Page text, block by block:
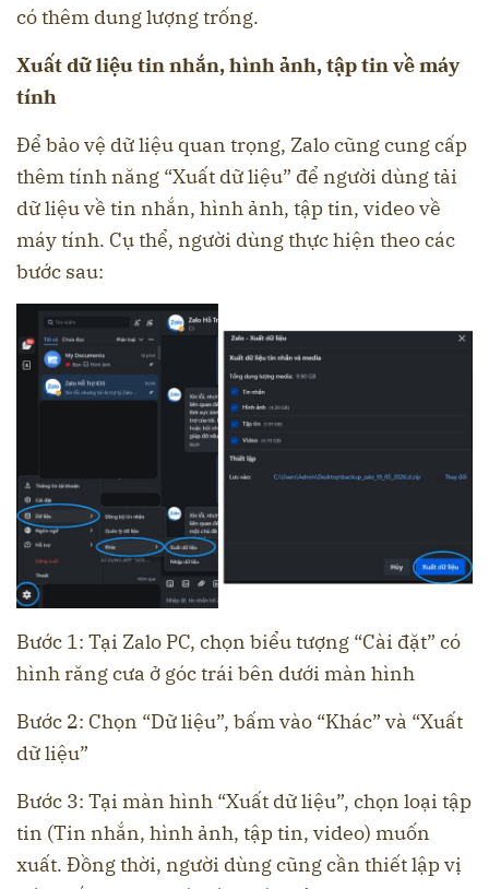
có thêm dung lượng trống.
Xuất dữ liệu tin nhắn, hình ảnh, tập tin về máy
tính
Để bảo vệ dữ liệu quan trọng, Zalo cũng cung cấp
thêm tính năng “Xuất dữ liệu” để người dùng tải
dữ liệu về tin nhắn, hình ảnh, tập tin, video về
máy tính. Cụ thể, người dùng thực hiện theo các
bước sau:
Bước 1: Tại Zalo PC, chọn biểu tượng “Cài đặt” có
hình răng cưa ở góc trái bên dưới màn hình
Bước 2: Chọn “Dữ liệu”, bấm vào “Khác” và “Xuất
dữ liệu”
Bước 3: Tại màn hình “Xuất dữ liệu”, chọn loại tập
tin (Tin nhắn, hình ảnh, tập tin, video) muốn
xuất. Đồng thời, người dùng cũng cần thiết lập vị